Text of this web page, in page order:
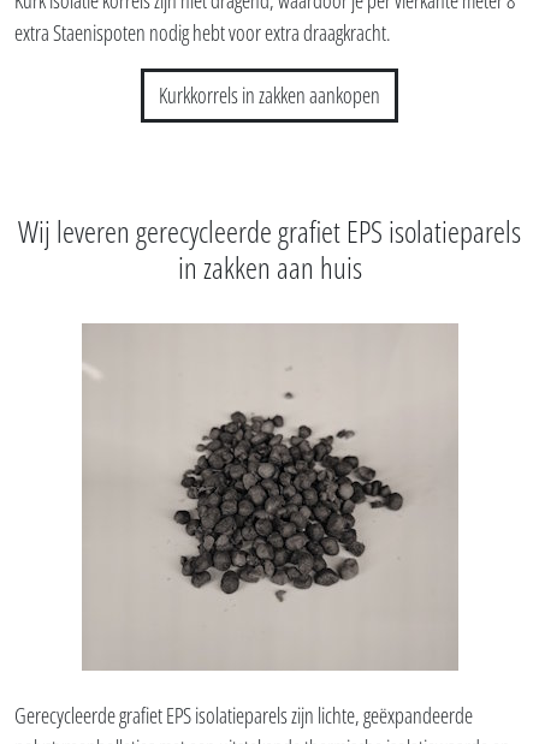
Vochtbestendige geëxpandeerde kurkisolatiekorrels voor thermische en
akoestische isolatie van vloeren en roosteringen.
Kurk isolatie korrels zijn niet dragend, waardoor je per vierkante meter 8
extra Staenispoten nodig hebt voor extra draagkracht.
Kurkkorrels in zakken aankopen
in zakken aan huis